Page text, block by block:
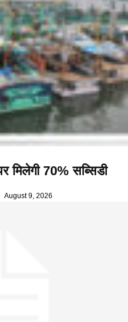
मिलेगी 70% सब्सिडी
August 9, 2026